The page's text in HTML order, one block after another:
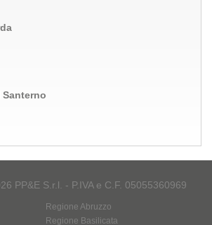
PP&E S.r.l. - P.IVA e C.F. 05055360969
Regione Abruzzo
Regione Basilicata